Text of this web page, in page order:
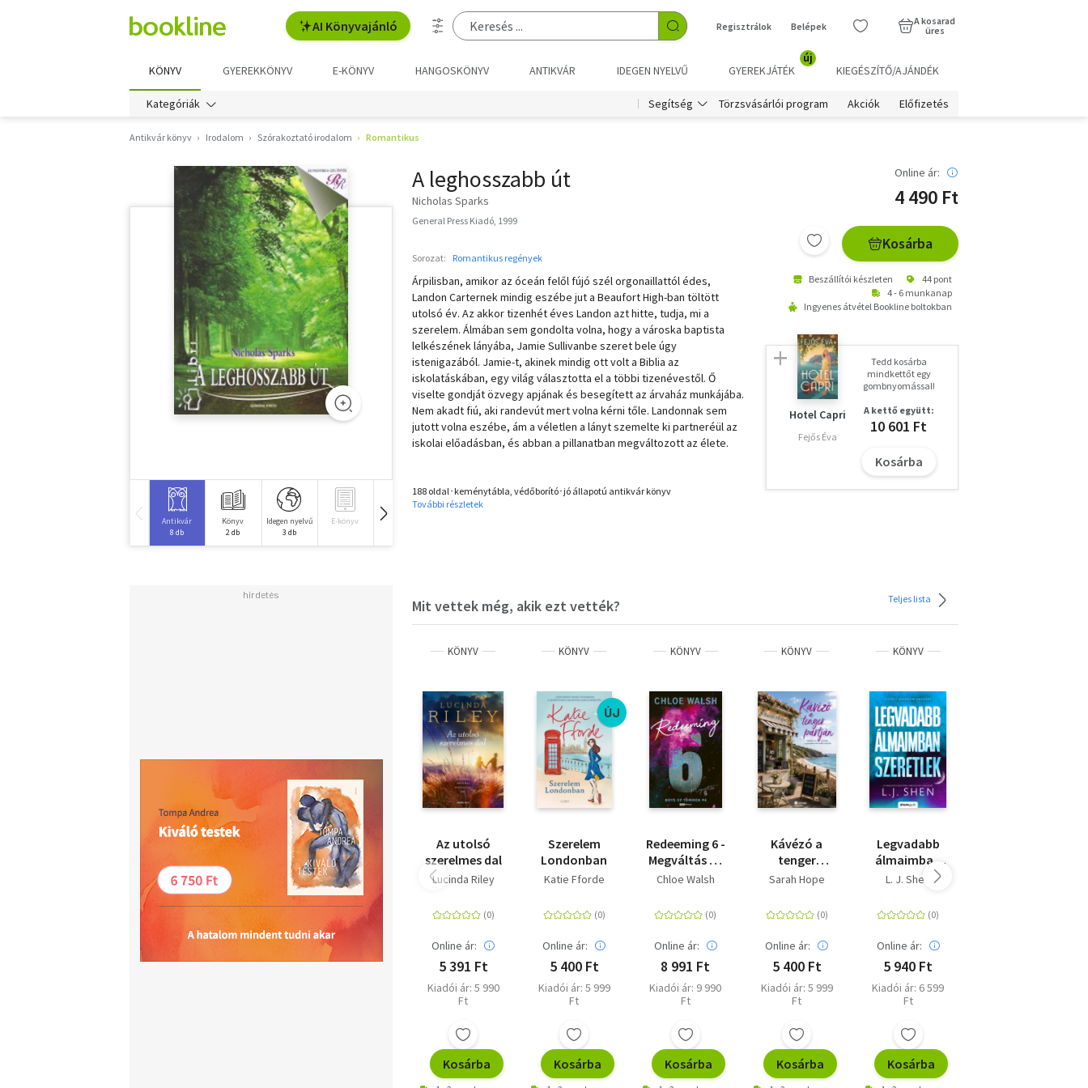
AI Könyvajánló Regisztrálok Belépek
A kosarad
üres
KÖNYV GYEREKKÖNYV E-KÖNYV HANGOSKÖNYV ANTIKVÁR IDEGEN NYELVŰ GYEREKJÁTÉK
új
KIEGÉSZÍTŐ/AJÁNDÉK
Kategóriák Segítség Törzsvásárlói program Akciók Előfizetés
Antikvár könyv Irodalom Szórakoztató irodalom Romantikus
Antikvár
8 db
Könyv
2 db
Idegen nyelvű
3 db
E-könyv Hangoskönyv
A leghosszabb út
Nicholas Sparks
General Press Kiadó, 1999
Sorozat: Romantikus regények
Árpilisban, amikor az óceán felől fújó szél orgonaillattól édes,
Landon Carternek mindig eszébe jut a Beaufort High-ban töltött
utolsó év. Az akkor tizenhét éves Landon azt hitte, tudja, mi a
szerelem. Álmában sem gondolta volna, hogy a városka baptista
lelkészének lányába, Jamie Sullivanbe szeret bele úgy
istenigazából. Jamie-t, akinek mindig ott volt a Biblia az
iskolatáskában, egy világ választotta el a többi tizenévestől. Ő
viselte gondját özvegy apjának és besegített az árvaház munkájába.
Nem akadt fiú, aki randevút mert volna kérni tőle. Landonnak sem
jutott volna eszébe, ám a véletlen a lányt szemelte ki partneréül az
iskolai előadásban, és abban a pillanatban megváltozott az élete.
188 oldal･keménytábla, védőborító･jó állapotú antikvár könyv
További részletek
Online ár:
4 490 Ft
Kosárba
Beszállítói készleten
44 pont
4 - 6 munkanap
Ingyenes átvétel Bookline boltokban
Hotel Capri
Fejős Éva
Tedd kosárba
mindkettőt egy
gombnyomással!
A kettő együtt:
10 601 Ft
Kosárba
Mit vettek még, akik ezt vették? Teljes lista
KÖNYV
Az utolsó
szerelmes dal
Lucinda Riley
Online ár:
5 391 Ft
Kiadói ár: 5 990
Ft
Kosárba
KÖNYV
ÚJ
Szerelem
Londonban
Katie Fforde
Online ár:
5 400 Ft
Kiadói ár: 5 999
Ft
Kosárba
KÖNYV
Redeeming 6 -
Megváltás 6 -
(Különleges
Chloe Walsh
Online ár:
8 991 Ft
Kiadói ár: 9 990
Ft
Kosárba
KÖNYV
Kávézó a
tenger
partján -
kiadás)
Sarah Hope
Online ár:
5 400 Ft
Kiadói ár: 5 999
Ft
Kosárba
KÖNYV
Legvadabb
álmaimban
szeretlek -
kiadás)
L. J. Shen
Online ár:
5 940 Ft
Kiadói ár: 6 599
Ft
Kosárba